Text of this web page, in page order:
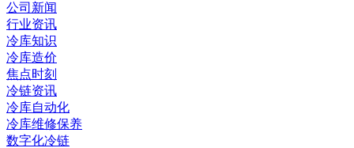
公司新闻
行业资讯
冷库知识
冷库造价
焦点时刻
冷链资讯
冷库自动化
冷库维修保养
数字化冷链